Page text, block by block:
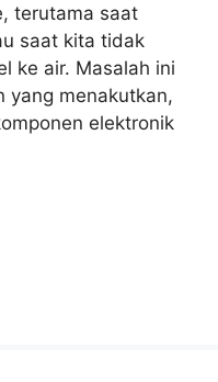
terutama saat
saat kita tidak
ke air. Masalah ini
yang menakutkan,
elektronik